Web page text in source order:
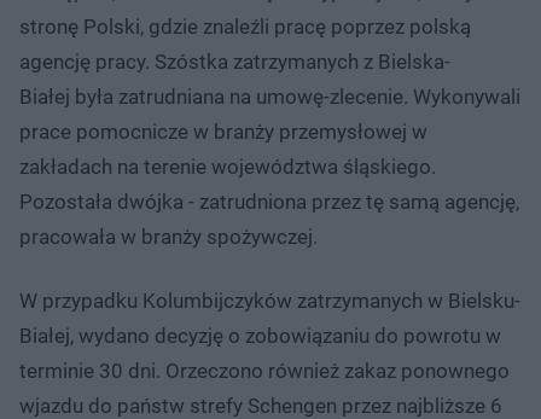
stronę Polski, gdzie znaleźli pracę poprzez polską
agencję pracy. Szóstka zatrzymanych z Bielska-
Białej była zatrudniana na umowę-zlecenie. Wykonywali
prace pomocnicze w branży przemysłowej w
zakładach na terenie województwa śląskiego.
Pozostała dwójka - zatrudniona przez tę samą agencję,
pracowała w branży spożywczej.
W przypadku Kolumbijczyków zatrzymanych w Bielsku-
Białej, wydano decyzję o zobowiązaniu do powrotu w
terminie 30 dni. Orzeczono również zakaz ponownego
wjazdu do państw strefy Schengen przez najbliższe 6